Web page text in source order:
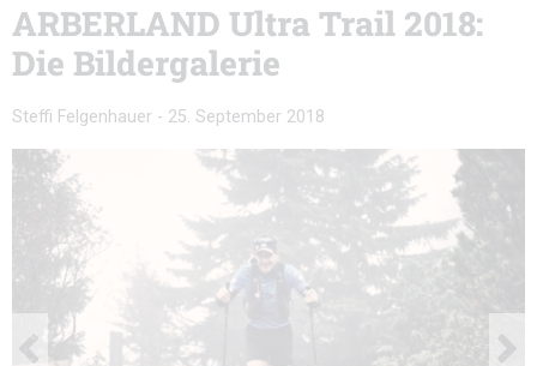
ARBERLAND Ultra Trail 2018:
Die Bildergalerie
Steffi Felgenhauer - 25. September 2018